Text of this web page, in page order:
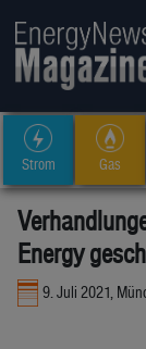
Strom Gas
Energy
9. Juli 2021,